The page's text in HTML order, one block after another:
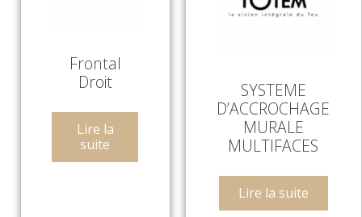
Frontal
Droit
Lire la
suite
SYSTEME
D’ACCROCHAGE
MURALE
MULTIFACES
Lire la suite